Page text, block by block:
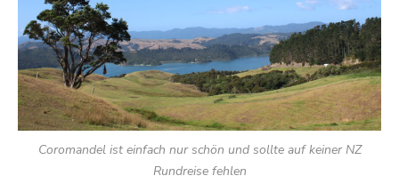
Coromandel ist einfach nur schön und sollte auf keiner NZ
Rundreise fehlen